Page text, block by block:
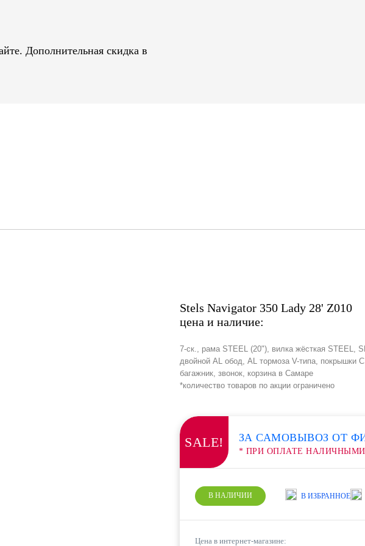
Дополнительная скидка в
Stels Navigator 350 Lady 28' Z010
цена и наличие:
7-ск., рама STEEL (20"), вилка жёсткая STEEL,
двойной AL обод, AL тормоза V-типа, покрышки
багажник, звонок, корзина в Самаре
*количество товаров по акции ограничено
SALE! ЗА САМОВЫВОЗ ОТ
* ПРИ ОПЛАТЕ НАЛИЧНЫМИ
В НАЛИЧИИ В ИЗБРАННОЕ
Цена в интернет-магазине: